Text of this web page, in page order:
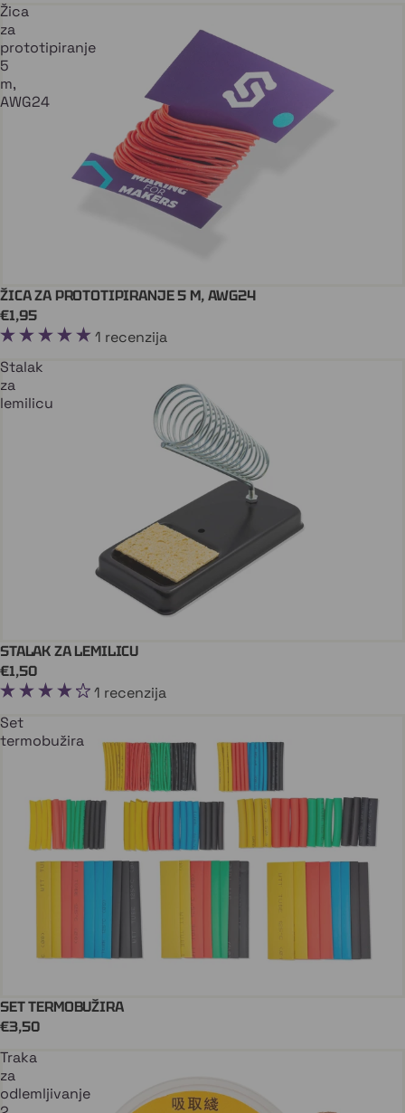
Žica
za
prototipiranje
5
m,
AWG24
Dodaj U Košaricu
ŽICA ZA PROTOTIPIRANJE 5 M, AWG24
€1,95
1 recenzija
Stalak
za
lemilicu
Dodaj U Košaricu
STALAK ZA LEMILICU
€1,50
1 recenzija
Set
termobužira
Stiže uskoro
SET TERMOBUŽIRA
€3,50
Traka
za
odlemljivanje